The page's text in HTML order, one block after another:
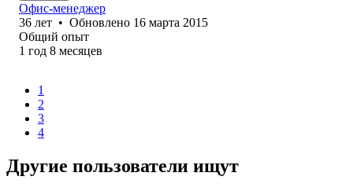
Офис-менеджер
36 лет • Обновлено 16 марта 2015
Общий опыт
1 год 8 месяцев
1
2
3
4
Другие пользователи ищут